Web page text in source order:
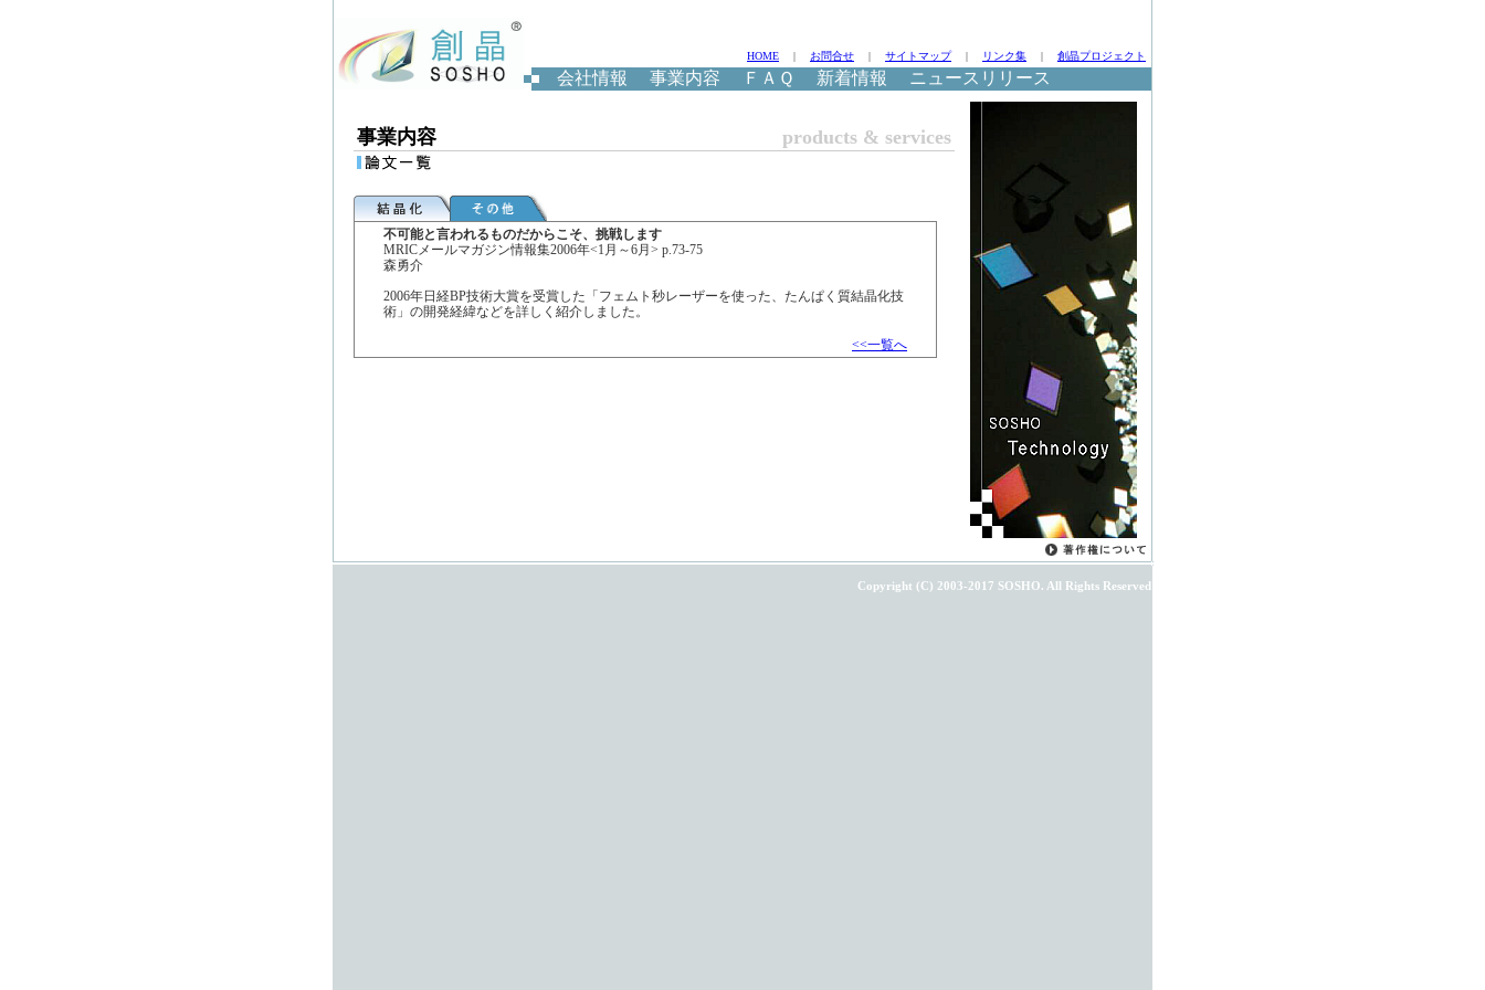
HOME | お問合せ | サイトマップ| リンク集 | 創晶プロジェクト
会社情報 事業内容 ＦＡＱ 新着情報 ニュースリリース
事業内容 products & services
不可能と言われるものだからこそ、挑戦します
MRICメールマガジン情報集2006年<1月～6月> p.73-75
森勇介
2006年日経BP技術大賞を受賞した「フェムト秒レーザーを使った、たんぱく質結晶化技
術」の開発経緯などを詳しく紹介しました。
<<一覧へ
Copyright (C) 2003-2017 SOSHO. All Rights Reserved